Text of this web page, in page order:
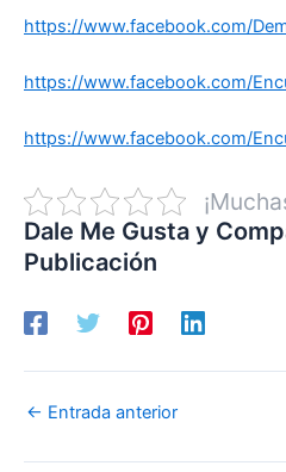
https://www.facebook.com/
https://www.facebook.com/
https://www.facebook.com/
Dale Me Gusta y
Publicación
← Entrada anterior